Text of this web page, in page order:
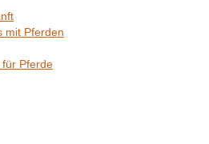
mit Pferden
Pferde